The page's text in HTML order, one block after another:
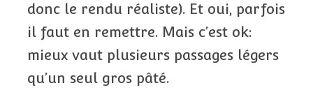
donc le rendu réaliste). Et oui, parfois
il faut en remettre. Mais c’est ok:
mieux vaut plusieurs passages légers
qu’un seul gros pâté.